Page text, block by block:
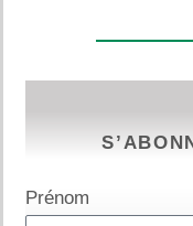
Prénom